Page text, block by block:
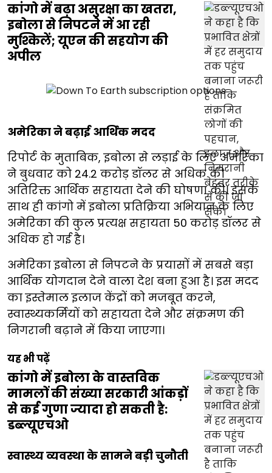
कांगो में बढ़ा असुरक्षा का खतरा,
इबोला से निपटने में आ रही
मुश्किलें; यूएन की सहयोग की
अपील
अमेरिका ने बढ़ाई आर्थिक मदद
रिपोर्ट के मुताबिक, इबोला से लड़ाई के लिए अमेरिका
ने बुधवार को 24.2 करोड़ डॉलर से अधिक की
अतिरिक्त आर्थिक सहायता देने की घोषणा की। इसके
साथ ही कांगो में इबोला प्रतिक्रिया अभियान के लिए
अमेरिका की कुल प्रत्यक्ष सहायता 50 करोड़ डॉलर से
अधिक हो गई है।
अमेरिका इबोला से निपटने के प्रयासों में सबसे बड़ा
आर्थिक योगदान देने वाला देश बना हुआ है। इस मदद
का इस्तेमाल इलाज केंद्रों को मजबूत करने,
स्वास्थ्यकर्मियों को सहायता देने और संक्रमण की
निगरानी बढ़ाने में किया जाएगा।
यह भी पढ़ें
कांगो में इबोला के वास्तविक
मामलों की संख्या सरकारी आंकड़ों
से कई गुणा ज्यादा हो सकती है:
डब्ल्यूएचओ
स्वास्थ्य व्यवस्था के सामने बड़ी चुनौती